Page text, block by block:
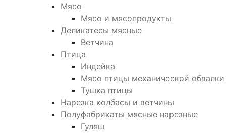
Мясо
Мясо и мясопродукты
Деликатесы мясные
Ветчина
Птица
Индейка
Мясо птицы механической обвалки
Тушка птицы
Нарезка колбасы и ветчины
Полуфабрикаты мясные нарезные
Гуляш